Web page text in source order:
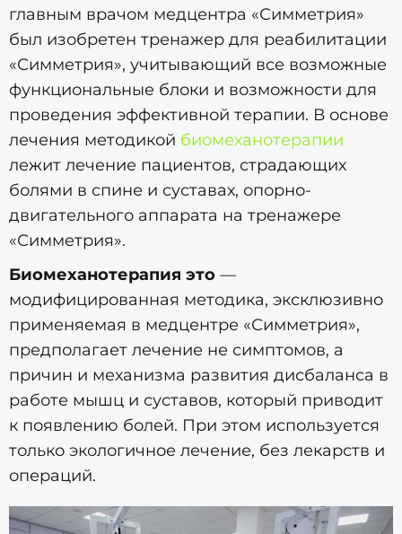
главным врачом медцентра «Симметрия»
был изобретен тренажер для реабилитации
«Симметрия», учитывающий все возможные
функциональные блоки и возможности для
проведения эффективной терапии. В основе
лечения методикой биомеханотерапии
лежит лечение пациентов, страдающих
болями в спине и суставах, опорно-
двигательного аппарата на тренажере
«Симметрия».
Биомеханотерапия это —
модифицированная методика, эксклюзивно
применяемая в медцентре «Симметрия»,
предполагает лечение не симптомов, а
причин и механизма развития дисбаланса в
работе мышц и суставов, который приводит
к появлению болей. При этом используется
только экологичное лечение, без лекарств и
операций.